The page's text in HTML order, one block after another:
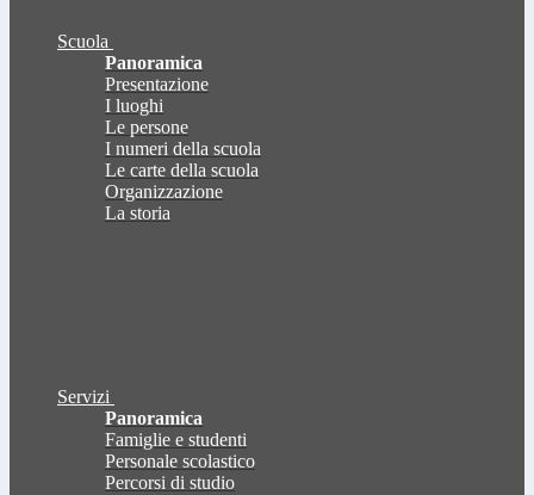
Scuola
Panoramica
Presentazione
I luoghi
Le persone
I numeri della scuola
Le carte della scuola
Organizzazione
La storia
Servizi
Panoramica
Famiglie e studenti
Personale scolastico
Percorsi di studio